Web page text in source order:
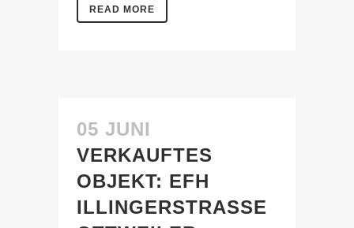
READ MORE
05 JUNI
VERKAUFTES
OBJEKT: EFH
ILLINGERSTRASSE O